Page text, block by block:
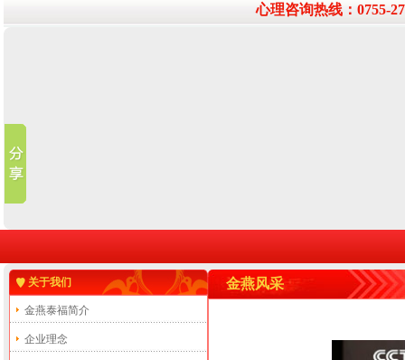
心理咨询热线：0755-
关于我们
金燕泰福简介
企业理念
金燕风采